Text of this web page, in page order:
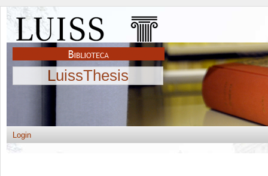
LuissThesis
Login